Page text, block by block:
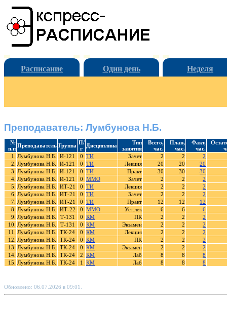
Расписание Один день Неделя
Преподаватель: Лумбунова Н.Б.
№
п.п Преподаватель Группа П/
г
Дисциплина
Тип
занятия
Всего,
час.
План,
час.
Факт,
час.
1.
Лумбунова Н.Б. И-121 0 ТИ Зачет 2 2
2
2. Лумбунова Н.Б. И-121 0 ТИ Лекция 20 20
20
3. Лумбунова Н.Б. И-121 0 ТИ Практ 30 30
30
4. Лумбунова Н.Б. И-121 0 ММО Зачет 2 2
2
5. Лумбунова Н.Б. ИТ-21 0 ТИ Лекция 2 2
2
6. Лумбунова Н.Б. ИТ-21 0 ТИ Зачет 2 2
2
7. Лумбунова Н.Б. ИТ-21 0 ТИ Практ 12 12
12
8. Лумбунова Н.Б. ИТ-22 0 ММО Уст.лек 6 6
6
9. Лумбунова Н.Б. Т-131 0 КМ ПК 2 2
2
10. Лумбунова Н.Б. Т-131 0 КМ Экзамен 2 2
2
11.
Лумбунова Н.Б. ТК-24 0 КМ Лекция 2 2
2
12. Лумбунова Н.Б. ТК-24 0 КМ ПК 2 2
2
13. Лумбунова Н.Б. ТК-24 0 КМ Экзамен 2 2
2
14. Лумбунова Н.Б. ТК-24 2 КМ Лаб 8 8
8
15. Лумбунова Н.Б. ТК-24 1 КМ Лаб 8 8 8
Обновлено: 06.07.2026 в 09:01.